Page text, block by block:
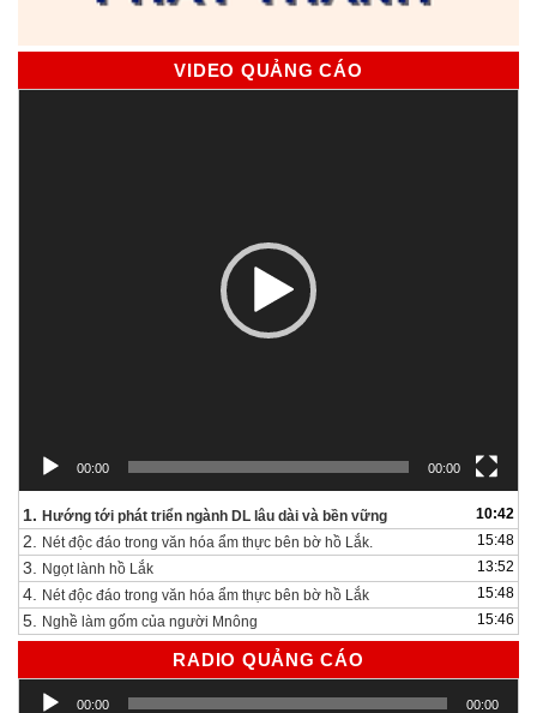
VIDEO QUẢNG CÁO
00:00 00:00
1. Hướng tới phát triển ngành DL lâu dài và bền vững 10:42
2. Nét độc đáo trong văn hóa ẩm thực bên bờ hồ Lắk. 15:48
3. Ngọt lành hồ Lắk 13:52
4. Nét độc đáo trong văn hóa ẩm thực bên bờ hồ Lắk 15:48
5. Nghề làm gốm của người Mnông 15:46
RADIO QUẢNG CÁO
Trình
00:00 00:00